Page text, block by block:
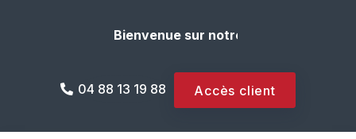
Bienvenue sur notre site internet !
04 88 13 19 88 Accès client